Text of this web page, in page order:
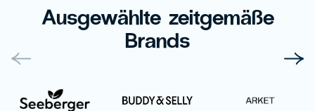
Ausgewählte zeitgemäße
Brands